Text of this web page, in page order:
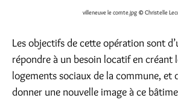
villeneuve le comte.jpg © Christelle
Les objectifs de cette opération sont
répondre à un besoin locatif en créant
logements sociaux de la commune, et
donner une nouvelle image à ce